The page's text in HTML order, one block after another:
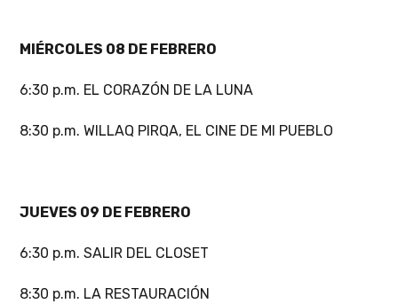
MIÉRCOLES 08 DE FEBRERO
6:30 p.m. EL CORAZÓN DE LA LUNA
8:30 p.m. WILLAQ PIRQA, EL CINE DE MI PUEBLO
JUEVES 09 DE FEBRERO
6:30 p.m. SALIR DEL CLOSET
8:30 p.m. LA RESTAURACIÓN